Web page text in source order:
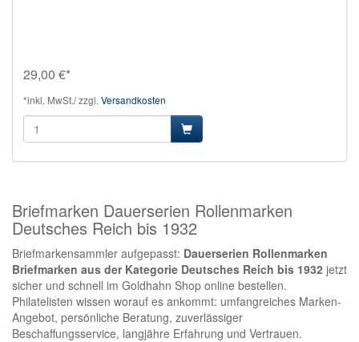
29,00 €*
*inkl. MwSt./ zzgl. Versandkosten
Briefmarken Dauerserien Rollenmarken
Deutsches Reich bis 1932
Briefmarkensammler aufgepasst: Dauerserien Rollenmarken
Briefmarken aus der Kategorie Deutsches Reich bis 1932 jetzt
sicher und schnell im Goldhahn Shop online bestellen.
Philatelisten wissen worauf es ankommt: umfangreiches Marken-
Angebot, persönliche Beratung, zuverlässiger
Beschaffungsservice, langjähre Erfahrung und Vertrauen.